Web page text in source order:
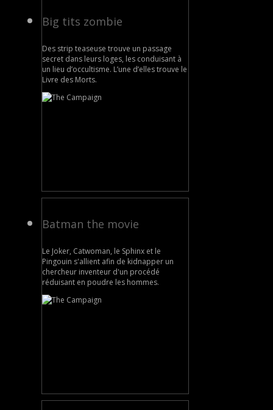
Big tits zombie
Des strip teaseuse trouve un passage
secret dans leurs loges, les conduisant à
un lieu d’occultisme. L’une d’elles trouve le
Livre des Morts.
Batman the movie
Le Joker, Catwoman, le Sphinx et le
Pingouin s'allient afin de kidnapper un
chercheur inventeur d'un procédé
réduisant en poudre les hommes.